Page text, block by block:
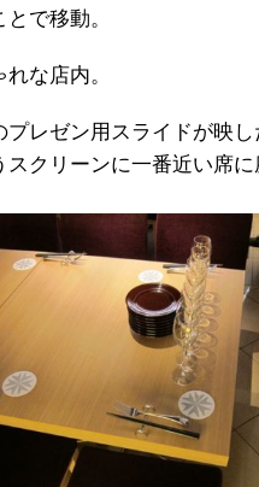
とで移動。
れな店内。
プレゼン用スライドが映
スクリーンに一番近い席に